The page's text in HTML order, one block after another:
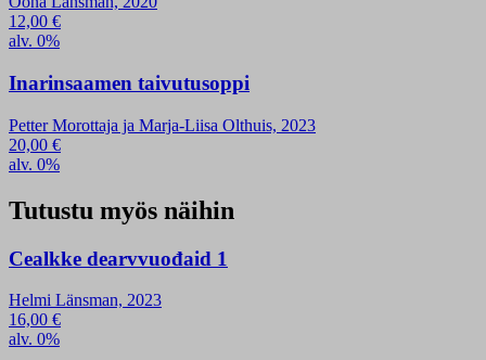
12,00 €
alv. 0%
Inarinsaamen taivutusoppi
Petter Morottaja ja Marja-Liisa Olthuis, 2023
20,00 €
alv. 0%
Tutustu myös näihin
Cealkke dearvvuođaid 1
Helmi Länsman, 2023
16,00 €
alv. 0%